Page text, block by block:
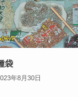
袋
年8月30日